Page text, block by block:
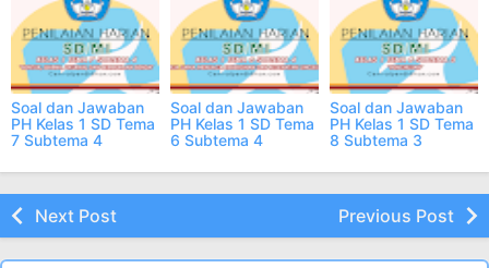
Soal dan Jawaban
PH Kelas 1 SD Tema
7 Subtema 4
Soal dan Jawaban
PH Kelas 1 SD Tema
6 Subtema 4
Soal dan Jawaban
PH Kelas 1 SD Tema
8 Subtema 3
Next Post Previous Post